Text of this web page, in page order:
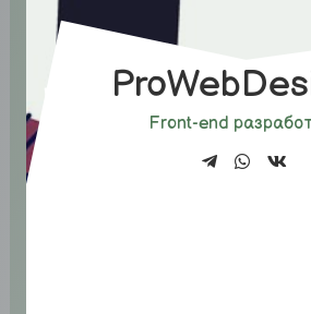
Front-end